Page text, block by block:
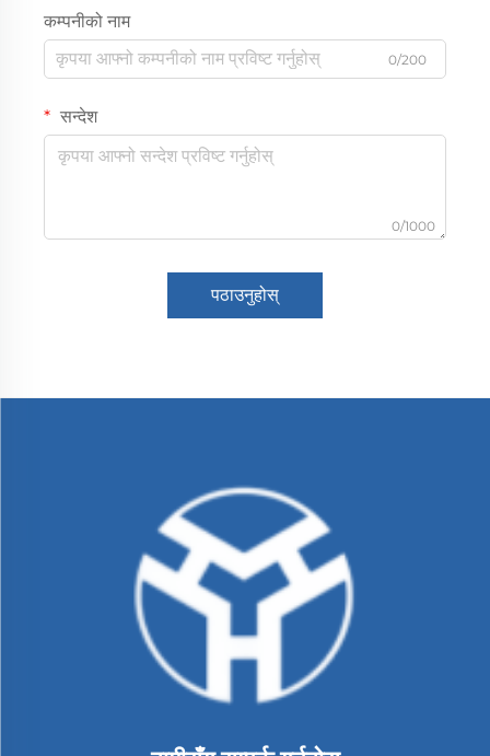
कम्पनीको नाम
0/200
सन्देश
0/1000
पठाउनुहोस्